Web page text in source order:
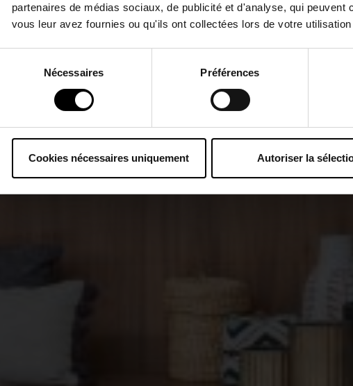
partenaires de médias sociaux, de publicité et d'analyse, qui
vous leur avez fournies ou qu'ils ont collectées lors de votre
consentement
Nécessaires Préférences
Cookies nécessaires uniquement Autoriser la